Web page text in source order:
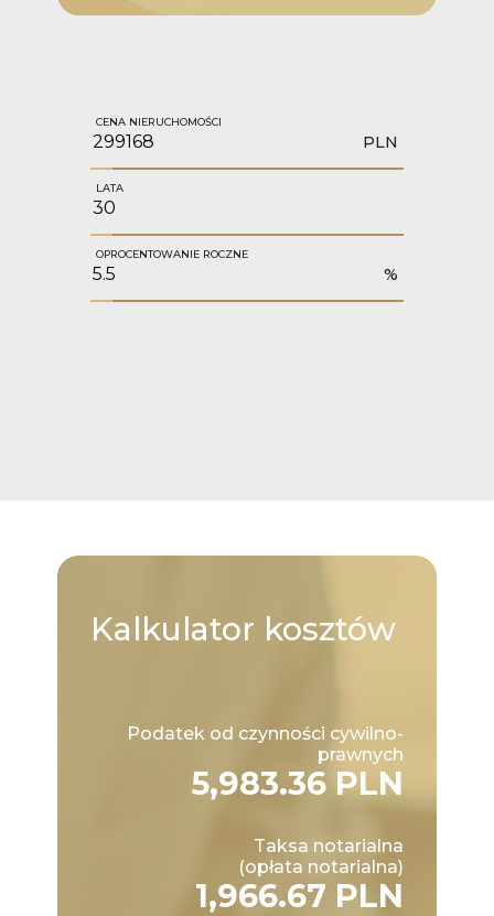
CENA NIERUCHOMOŚCI
PLN
LATA
OPROCENTOWANIE ROCZNE
%
Kalkulator kosztów
Podatek od czynności cywilno-
prawnych
5,983.36 PLN
Taksa notarialna
(opłata notarialna)
1,966.67 PLN